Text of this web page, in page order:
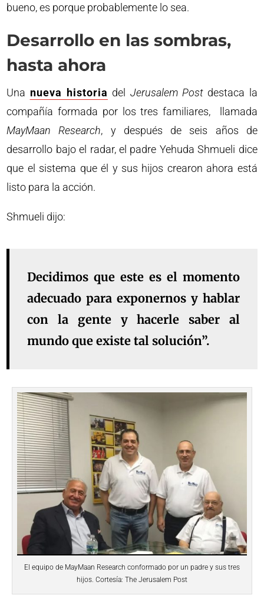
bueno, es porque probablemente lo sea.
Desarrollo en las sombras,
hasta ahora
Una nueva historia del Jerusalem Post destaca la
compañía formada por los tres familiares, llamada
MayMaan Research, y después de seis años de
desarrollo bajo el radar, el padre Yehuda Shmueli dice
que el sistema que él y sus hijos crearon ahora está
listo para la acción.
Shmueli dijo:
Decidimos que este es el momento
adecuado para exponernos y hablar
con la gente y hacerle saber al
mundo que existe tal solución”.
El equipo de MayMaan Research conformado por un padre y sus tres
hijos. Cortesía: The Jerusalem Post